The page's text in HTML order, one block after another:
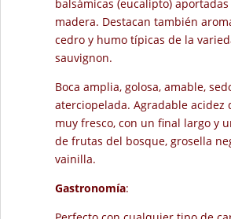
balsámicas (eucalipto)
madera. Destacan también
cedro y humo típicas de la
sauvignon.
Boca amplia, golosa, amable,
aterciopelada. Agradable acidez
muy fresco, con un final largo y
de frutas del bosque, grosella
vainilla.
Gastronomía: